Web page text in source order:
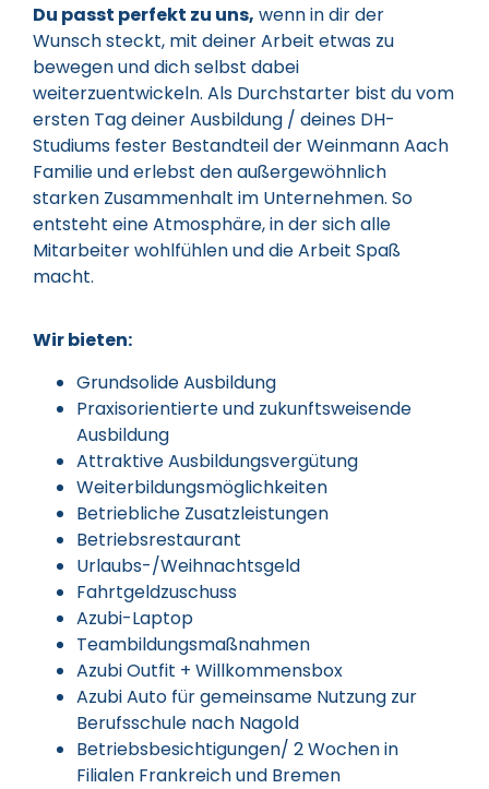
Du passt perfekt zu uns, wenn in dir der
Wunsch steckt, mit deiner Arbeit etwas zu
bewegen und dich selbst dabei
weiterzuentwickeln. Als Durchstarter bist du vom
ersten Tag deiner Ausbildung / deines DH-
Studiums fester Bestandteil der Weinmann Aach
Familie und erlebst den außergewöhnlich
starken Zusammenhalt im Unternehmen. So
entsteht eine Atmosphäre, in der sich alle
Mitarbeiter wohlfühlen und die Arbeit Spaß
macht.
Wir bieten:
Grundsolide Ausbildung
Praxisorientierte und zukunftsweisende
Ausbildung
Attraktive Ausbildungsvergütung
Weiterbildungsmöglichkeiten
Betriebliche Zusatzleistungen
Betriebsrestaurant
Urlaubs-/Weihnachtsgeld
Fahrtgeldzuschuss
Azubi-Laptop
Teambildungsmaßnahmen
Azubi Outfit + Willkommensbox
Azubi Auto für gemeinsame Nutzung zur
Berufsschule nach Nagold
Betriebsbesichtigungen/ 2 Wochen in
Filialen Frankreich und Bremen